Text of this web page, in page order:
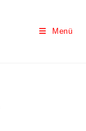
Menü